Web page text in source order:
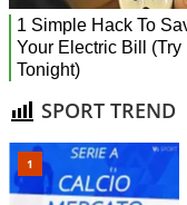
SPORT TREND